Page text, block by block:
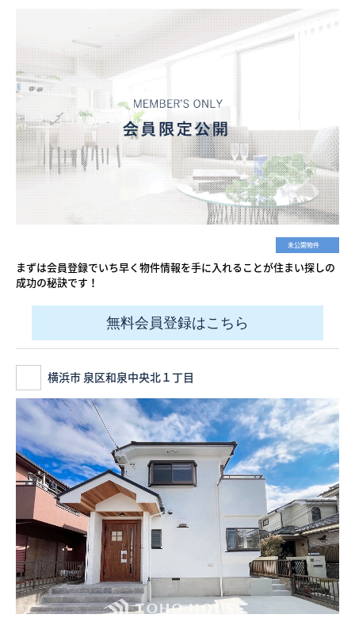
未公開物件
まずは会員登録でいち早く物件情報を手に入れることが住まい探しの
成功の秘訣です！
無料会員登録はこちら
横浜市 泉区和泉中央北１丁目